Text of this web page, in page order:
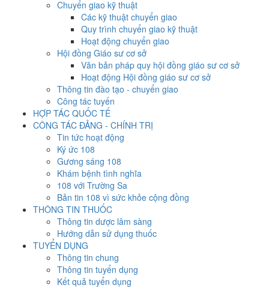
Chuyển giao kỹ thuật
Các kỹ thuật chuyển giao
Quy trình chuyển giao kỹ thuật
Hoạt động chuyển giao
Hội đồng Giáo sư cơ sở
Văn bản pháp quy hội đồng giáo sư cơ sở
Hoạt động Hội đồng giáo sư cơ sở
Thông tin đào tạo - chuyển giao
Công tác tuyến
HỢP TÁC QUỐC TẾ
CÔNG TÁC ĐẢNG - CHÍNH TRỊ
Tin tức hoạt động
Ký ức 108
Gương sáng 108
Khám bệnh tình nghĩa
108 với Trường Sa
Bản tin 108 vì sức khỏe cộng đồng
THÔNG TIN THUỐC
Thông tin dược lâm sàng
Hướng dẫn sử dụng thuốc
TUYỂN DỤNG
Thông tin chung
Thông tin tuyển dụng
Kết quả tuyển dụng